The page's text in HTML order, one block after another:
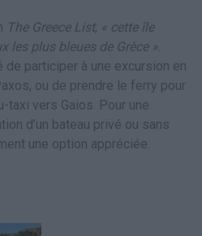
The Greece List, « cette île
les plus bleues de Grèce ».
participer à une excursion en
ou de prendre le ferry pour
taxi vers Gaios. Pour une
d’un bateau privé ou sans
une option appréciée.